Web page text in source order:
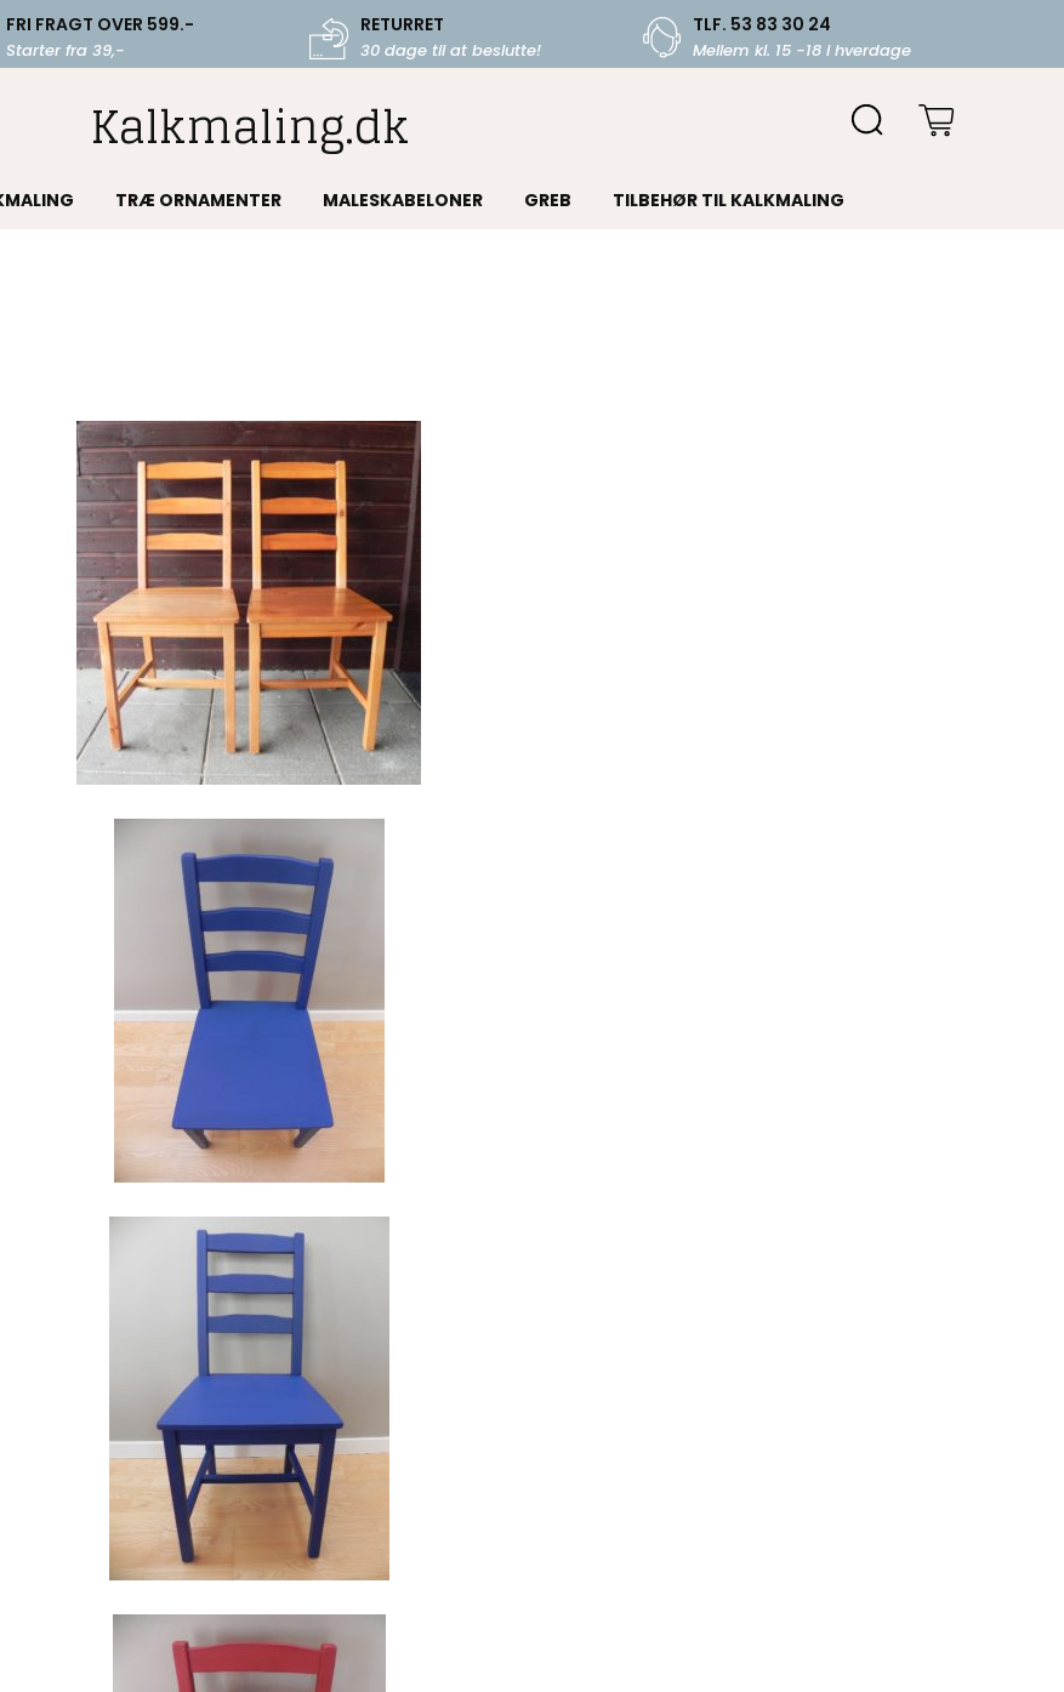
FRI FRAGT OVER 599.-
Starter fra 39,-
RETURRET
30 dage til at beslutte!
TLF. 53 83 30 24
Mellem kl. 15 -18 i hverdage
Kalkmaling.dk
TRÆ ORNAMENTER MALESKABELONER GREB TILBEHØR TIL KALKMALING